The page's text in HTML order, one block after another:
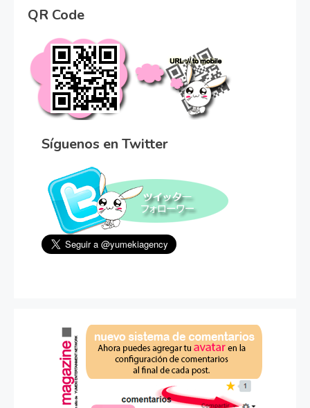
QR Code
Síguenos en Twitter